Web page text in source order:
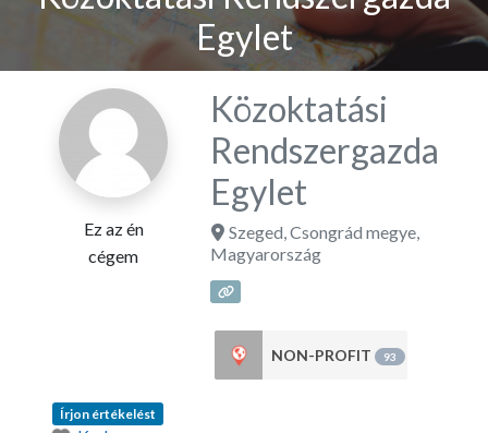
Egylet
Ez az én
cégem
Közoktatási
Rendszergazda
Egylet
Szeged,Csongrád megye,
Magyarország
NON-PROFIT 93
Írjon értékelést